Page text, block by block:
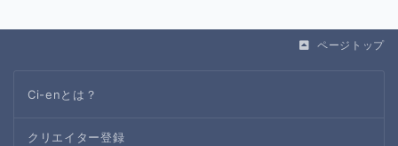
ページトップ
Ci-enとは？
クリエイター登録